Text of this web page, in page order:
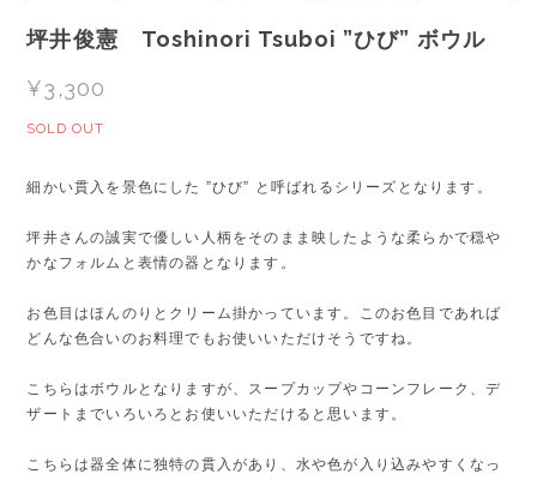
坪井俊憲 Toshinori Tsuboi ”ひび” ボウル
¥3,300
SOLD OUT
細かい貫入を景色にした ”ひび” と呼ばれるシリーズとなります。
坪井さんの誠実で優しい人柄をそのまま映したような柔らかで穏や
かなフォルムと表情の器となります。
お色目はほんのりとクリーム掛かっています。このお色目であれば
どんな色合いのお料理でもお使いいただけそうですね。
こちらはボウルとなりますが、スープカップやコーンフレーク、デ
ザートまでいろいろとお使いいただけると思います。
こちらは器全体に独特の貫入があり、水や色が入り込みやすくなっ